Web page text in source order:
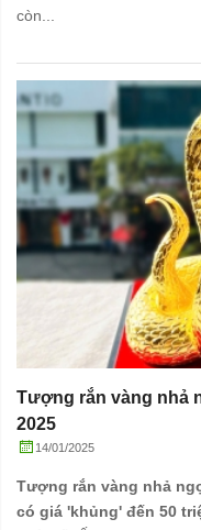
còn...
Tượng rắn vàng nhả
2025
14/01/2025
Tượng rắn vàng nhả
có giá 'khủng' đến 50